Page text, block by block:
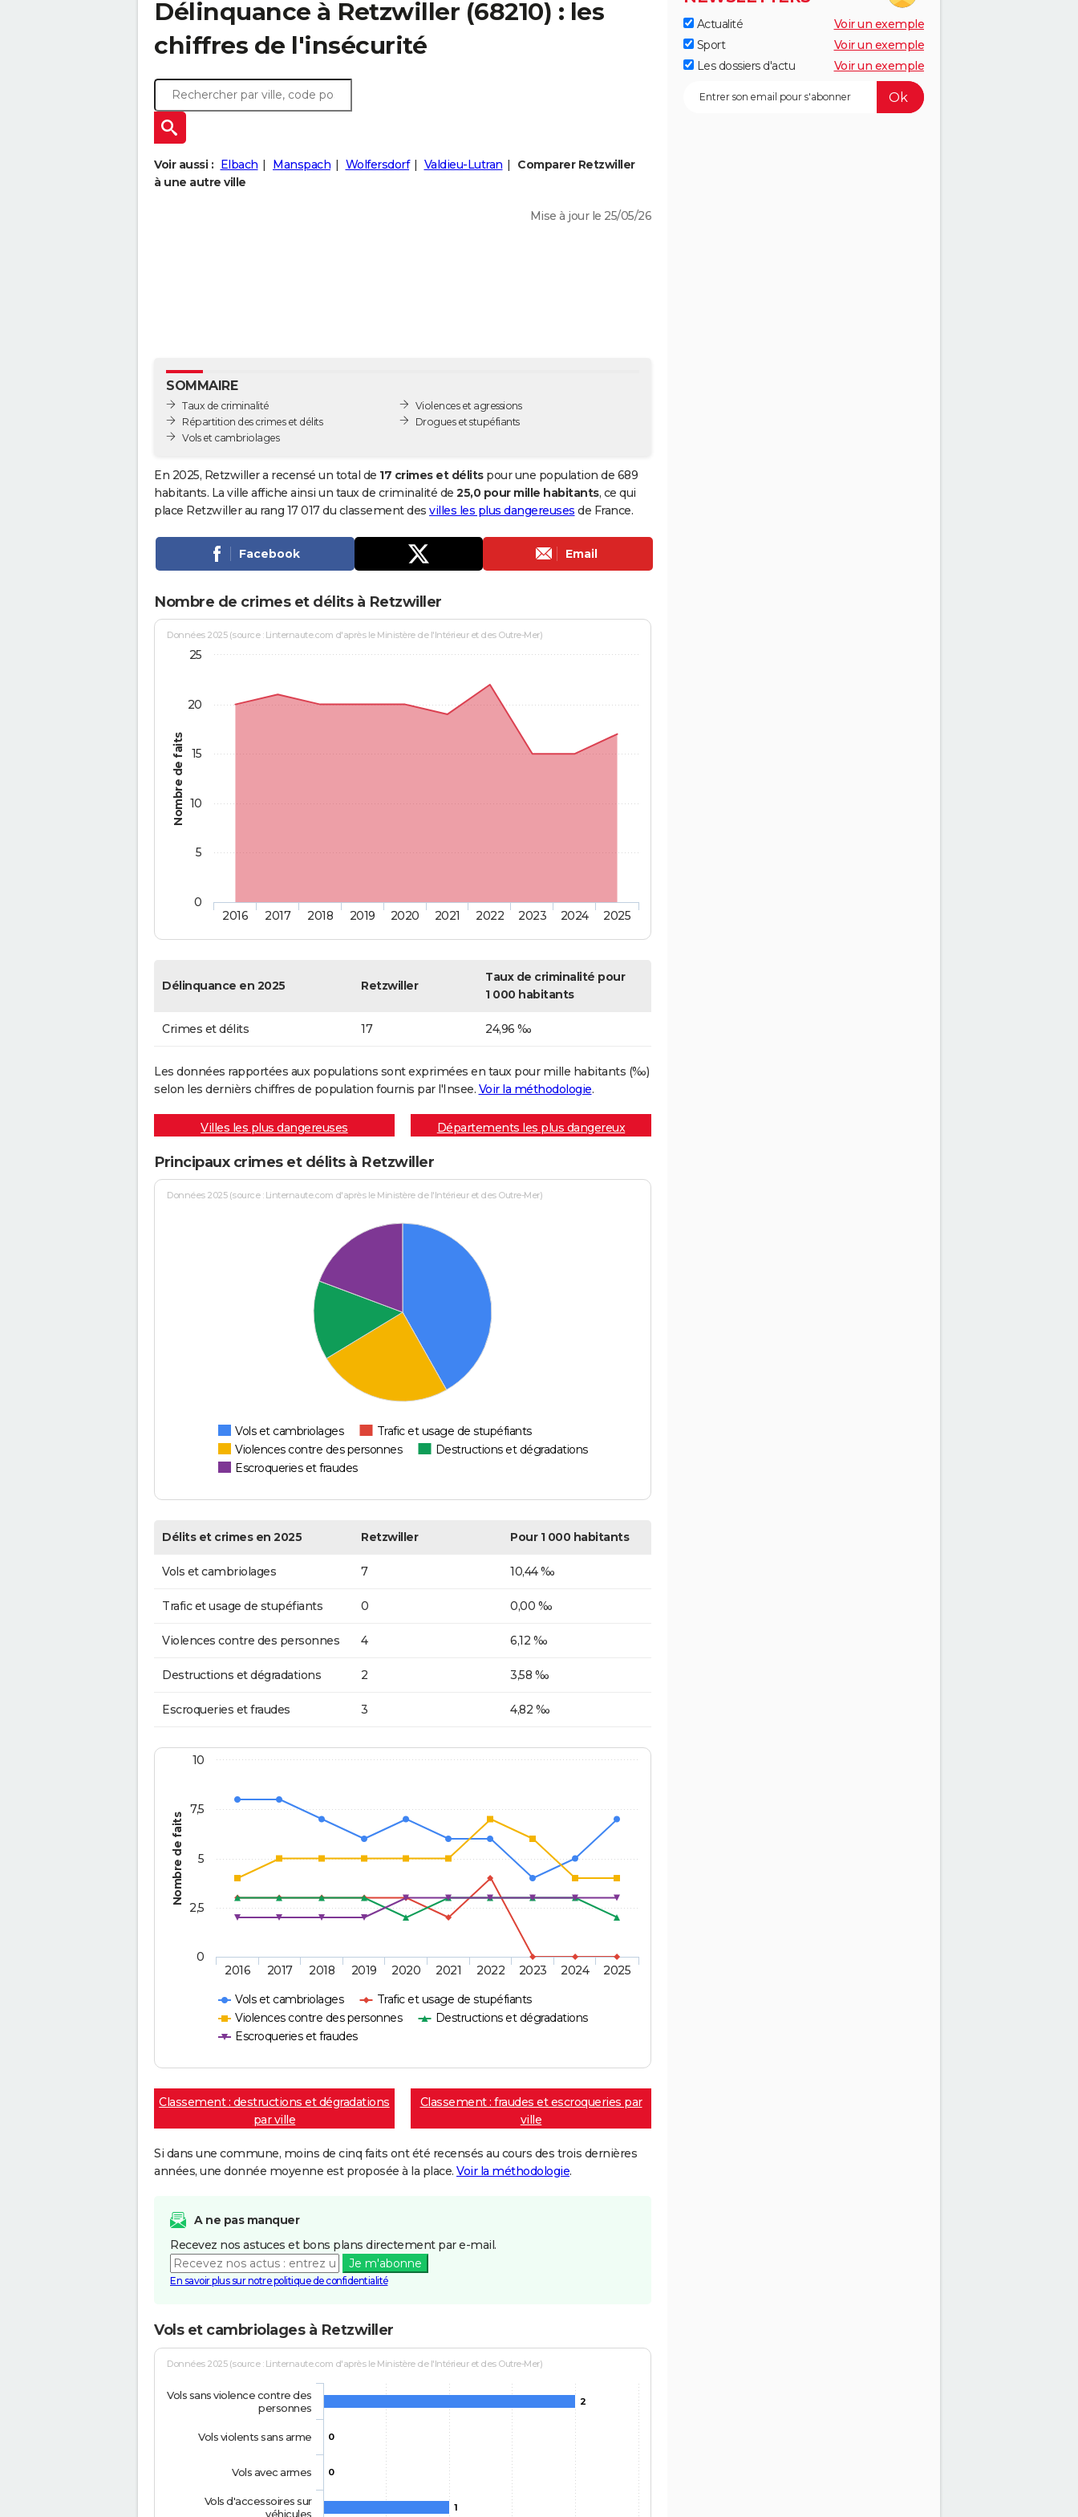
Délinquance à Retzwiller (68210) : les
chiffres de l'insécurité
Voir aussi : Elbach Manspach Wolfersdorf Valdieu-Lutran
Comparer Retzwiller
à une autre ville
Mise à jour le 25/05/26
SOMMAIRE
Taux de criminalité
Répartition des crimes et délits
Vols et cambriolages
Violences et agressions
Drogues et stupéfiants
En 2025, Retzwiller a recensé un total de 17 crimes et délitspour une population de 689
habitants. La ville affiche ainsi un taux de criminalité de 25,0 pour mille habitants, ce qui
place Retzwiller au rang 17 017 du classement des villes les plus dangereuses de France.
Facebook Email
Nombre de crimes et délits à Retzwiller
Nombre de faits
Données 2025 (source : Linternaute.com d'après le Ministère de l'Intérieur et des Outre-Mer)
2016 2017 2018 2019 2020 2021 2022 2023 2024 2025
0
5
10
15
20
25
Délinquance en 2025 Retzwiller
Taux de criminalité pour
1 000 habitants
Crimes et délits 17 24,96 ‰
Les données rapportées aux populations sont exprimées en taux pour mille habitants (‰)
selon les dernièrs chiffres de population fournis par l'Insee. Voir la méthodologie.
Villes les plus dangereuses Départements les plus dangereux
Principaux crimes et délits à Retzwiller
Données 2025 (source : Linternaute.com d'après le Ministère de l'Intérieur et des Outre-Mer)
Vols et cambriolages
Trafic et usage de stupéfiants
Violences contre des personnes
Destructions et dégradations
Escroqueries et fraudes
Délits et crimes en 2025 Retzwiller Pour 1 000 habitants
Vols et cambriolages 7 10,44 ‰
Trafic et usage de stupéfiants 0 0,00 ‰
Violences contre des personnes 4 6,12 ‰
Destructions et dégradations 2 3,58 ‰
Escroqueries et fraudes 3 4,82 ‰
Nombre de faits
Vols et cambriolages
Trafic et usage de stupéfiants
Violences contre des personnes
Destructions et dégradations
Escroqueries et fraudes
2016 2017 2018 2019 2020 2021 2022 2023 2024 2025
0
2,5
5
7,5
10
Classement : destructions et dégradations
par ville
Classement : fraudes et escroqueries par
ville
Si dans une commune, moins de cinq faits ont été recensés au cours des trois dernières
années, une donnée moyenne est proposée à la place. Voir la méthodologie.
A ne pas manquer
Recevez nos astuces et bons plans directement par e-mail.
Je m'abonne
En savoir plus sur notre politique de confidentialité
Vols et cambriolages à Retzwiller
Données 2025 (source : Linternaute.com d'après le Ministère de l'Intérieur et des Outre-Mer)
2
0
0
1
Vols sans violence contre des
personnes
Vols violents sans arme
Vols avec armes
Vols d'accessoires sur
véhicules
Actualité
Voir un exemple
Sport
Voir un exemple
Les dossiers d'actu
Voir un exemple